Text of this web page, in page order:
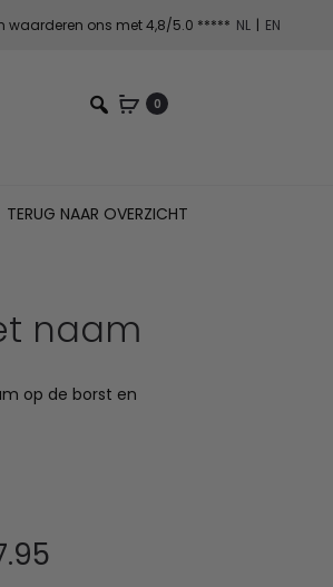
waarderen ons met 4,8/5.0 ***** NL | EN
0
NAAR OVERZICHT
naam
op de borst en